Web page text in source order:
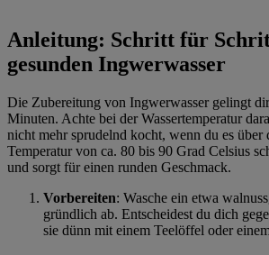
Anleitung: Schritt für
gesunden Ingwerwasser
Die Zubereitung von Ingwerwasser gelingt
Minuten. Achte bei der Wassertemperatur
nicht mehr sprudelnd kocht, wenn du es über
Temperatur von ca. 80 bis 90 Grad Celsius
und sorgt für einen runden Geschmack.
Vorbereiten: Wasche ein etwa
gründlich ab. Entscheidest du dich
sie dünn mit einem Teelöffel oder